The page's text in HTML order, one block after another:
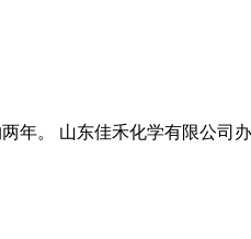
。 山东佳禾化学有限公司